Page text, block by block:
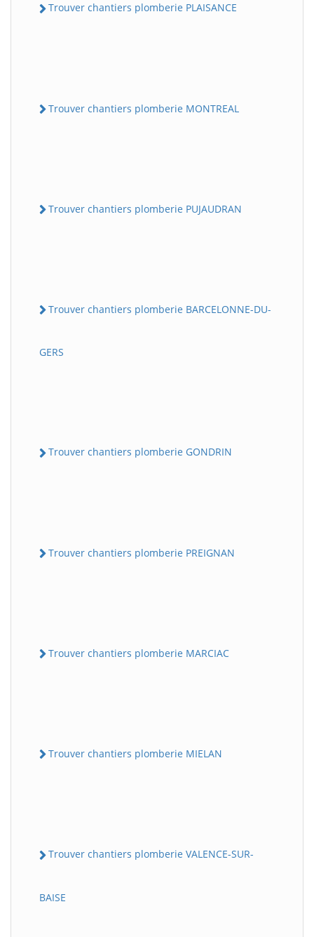
Trouver chantiers plomberie PLAISANCE
Trouver chantiers plomberie MONTREAL
Trouver chantiers plomberie PUJAUDRAN
Trouver chantiers plomberie BARCELONNE-DU-
GERS
Trouver chantiers plomberie GONDRIN
Trouver chantiers plomberie PREIGNAN
Trouver chantiers plomberie MARCIAC
Trouver chantiers plomberie MIELAN
Trouver chantiers plomberie VALENCE-SUR-
BAISE